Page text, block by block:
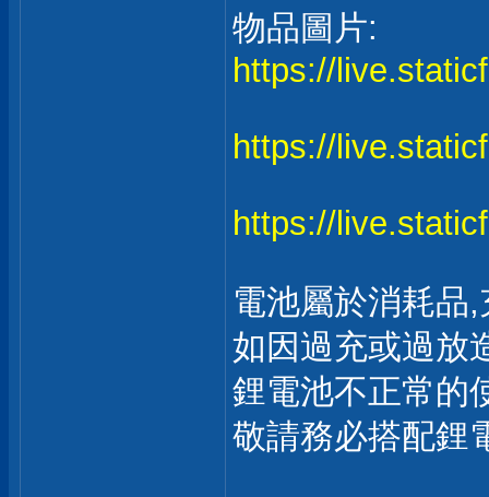
物品圖片:
https://
https://
https://
電池屬於消耗品
如因過充或過放
鋰電池不正常的
敬請務必搭配鋰